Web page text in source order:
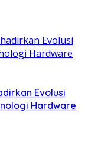
Evolusi
Hardware